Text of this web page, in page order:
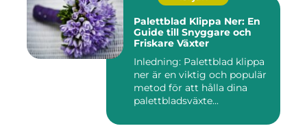
Palettblad Klippa Ner: En
Guide till Snyggare och
Friskare Växter
Inledning: Palettblad klippa
ner är en viktig och populär
metod för att hålla dina
palettbladsväxte...